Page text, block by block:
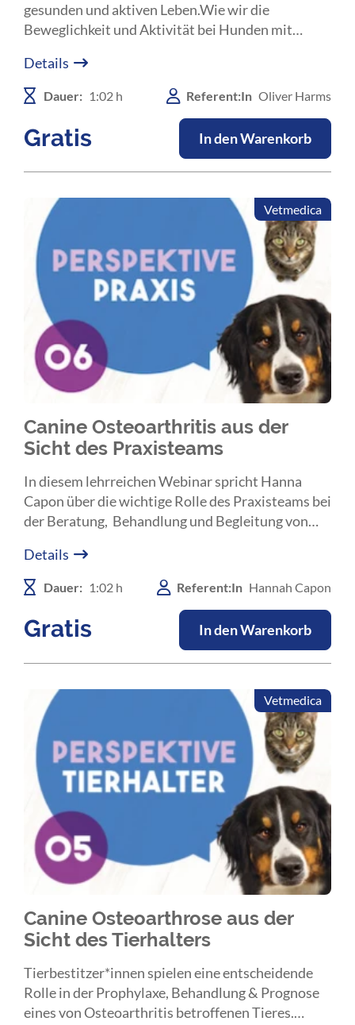
gesunden und aktiven Leben.Wie wir die
Beweglichkeit und Aktivität bei Hunden mit
erklärt Dr. Oliver Harms in diesem spannenden
Webinar.
Details
Dauer: 1:02 h Referent:In Oliver Harms
Gratis In den Warenkorb
Vetmedica
Canine Osteoarthritis aus der
Sicht des Praxisteams
In diesem lehrreichen Webinar spricht Hanna
Capon über die wichtige Rolle des Praxisteams bei
der Beratung, Behandlung und Begleitung von
betroffen sind.
Details
Dauer: 1:02 h Referent:In Hannah Capon
Gratis In den Warenkorb
Vetmedica
Canine Osteoarthrose aus der
Sicht des Tierhalters
Tierbestitzer*innen spielen eine entscheidende
Rolle in der Prophylaxe, Behandlung & Prognose
eines von Osteoarthritis betroffenen Tieres.